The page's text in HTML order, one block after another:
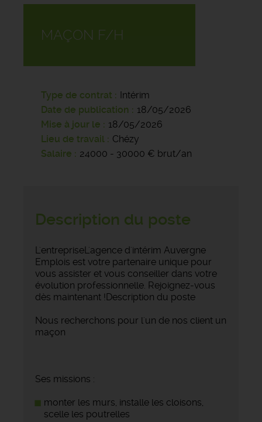
MAÇON F/H
Type de contrat
Intérim
Date de publication
18/05/2026
Mise à jour le
18/05/2026
Lieu de travail
Chézy
Salaire
24000 - 30000 € brut/an
Description du poste
L'entrepriseL'agence d'intérim Auvergne
Emplois est votre partenaire unique pour
vous assister et vous conseiller dans votre
évolution professionnelle. Rejoignez-vous
dès maintenant !Description du poste
Nous recherchons pour l'un de nos client un
maçon
Ses missions :
monter les murs, installe les cloisons,
scelle les poutrelles